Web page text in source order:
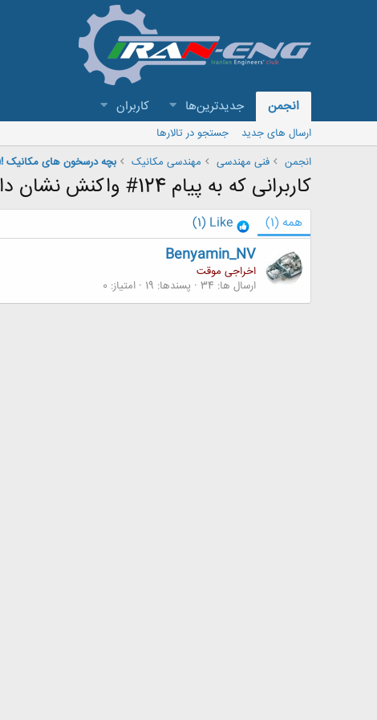
انجمن جدیدترین‌ها کاربران
ارسال های جدید
جستجو در تالارها
انجمن
فنی مهندسی مهندسی مکانیک
کاربرانی که به پیام 124# واکنش نشان داده اند
همه (1)
Like
(1)
Benyamin_NV
اخراجی موقت
ارسال ها 34 پسندها 19 امتیاز 0